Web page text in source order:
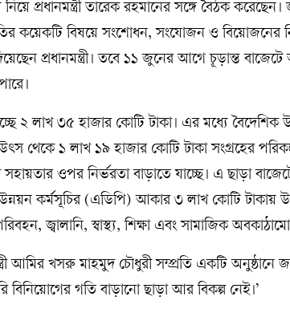
প্রধানমন্ত্রী তারেক রহমানের সঙ্গে বৈঠক
কয়েকটি বিষয়ে সংশোধন, সংযোজন ও বিয়োজনের
প্রধানমন্ত্রী। তবে ১১ জুনের আগে চূড়ান্ত
২ লাখ ৩৫ হাজার কোটি টাকা। এর মধ্যে
থেকে ১ লাখ ১৯ হাজার কোটি টাকা সংগ্রহের
ওপর নির্ভরতা বাড়াতে যাচ্ছে। এ ছাড়া
উন্নয়ন কর্মসূচির (এডিপি) আকার ৩ লাখ কোটি টাকায়
জ্বালানি, স্বাস্থ্য, শিক্ষা এবং সামাজিক
আমির খসরু মাহমুদ চৌধুরী সম্প্রতি একটি অনুষ্ঠানে
বিনিয়োগের গতি বাড়ানো ছাড়া আর বিকল্প নেই।’